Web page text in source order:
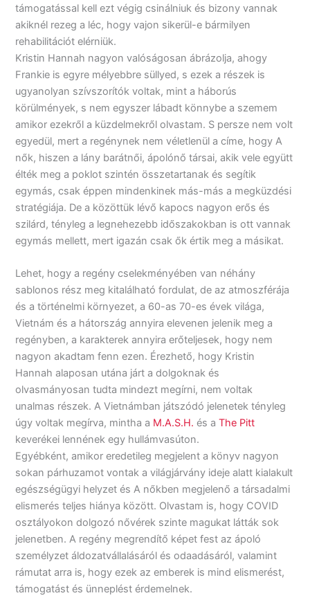
támogatással kell ezt végig csinálniuk és bizony vannak
akiknél rezeg a léc, hogy vajon sikerül-e bármilyen
rehabilitációt elérniük.
Kristin Hannah nagyon valóságosan ábrázolja, ahogy
Frankie is egyre mélyebbre süllyed, s ezek a részek is
ugyanolyan szívszorítók voltak, mint a háborús
körülmények, s nem egyszer lábadt könnybe a szemem
amikor ezekről a küzdelmekről olvastam. S persze nem volt
egyedül, mert a regénynek nem véletlenül a címe, hogy A
nők, hiszen a lány barátnői, ápolónő társai, akik vele együtt
élték meg a poklot szintén összetartanak és segítik
egymás, csak éppen mindenkinek más-más a megküzdési
stratégiája. De a közöttük lévő kapocs nagyon erős és
szilárd, tényleg a legnehezebb időszakokban is ott vannak
egymás mellett, mert igazán csak ők értik meg a másikat.
Lehet, hogy a regény cselekményében van néhány
sablonos rész meg kitalálható fordulat, de az atmoszférája
és a történelmi környezet, a 60-as 70-es évek világa,
Vietnám és a hátország annyira elevenen jelenik meg a
regényben, a karakterek annyira erőteljesek, hogy nem
nagyon akadtam fenn ezen. Érezhető, hogy Kristin
Hannah alaposan utána járt a dolgoknak és
olvasmányosan tudta mindezt megírni, nem voltak
unalmas részek. A Vietnámban játszódó jelenetek tényleg
úgy voltak megírva, mintha a M.A.S.H. és aThe Pitt
keverékei lennének egy hullámvasúton.
Egyébként, amikor eredetileg megjelent a könyv nagyon
sokan párhuzamot vontak a világjárvány ideje alatt kialakult
egészségügyi helyzet és A nőkben megjelenő a társadalmi
elismerés teljes hiánya között. Olvastam is, hogy COVID
osztályokon dolgozó nővérek szinte magukat látták sok
jelenetben. A regény megrendítő képet fest az ápoló
személyzet áldozatvállalásáról és odaadásáról, valamint
rámutat arra is, hogy ezek az emberek is mind elismerést,
támogatást és ünneplést érdemelnek.